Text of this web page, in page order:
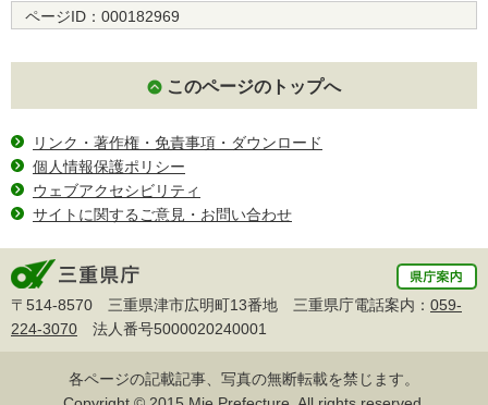
ページID： 000182969
このページのトップへ
リンク・著作権・免責事項・ダウンロード
個人情報保護ポリシー
ウェブアクセシビリティ
サイトに関するご意見・お問い合わせ
〒514-8570 三重県津市広明町13番地 三重県庁電話案内： 059-
224-3070 法人番号5000020240001
各ページの記載記事、写真の無断転載を禁じます。